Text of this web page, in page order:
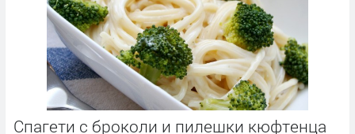
Спагети с броколи и пилешки кюфтенца